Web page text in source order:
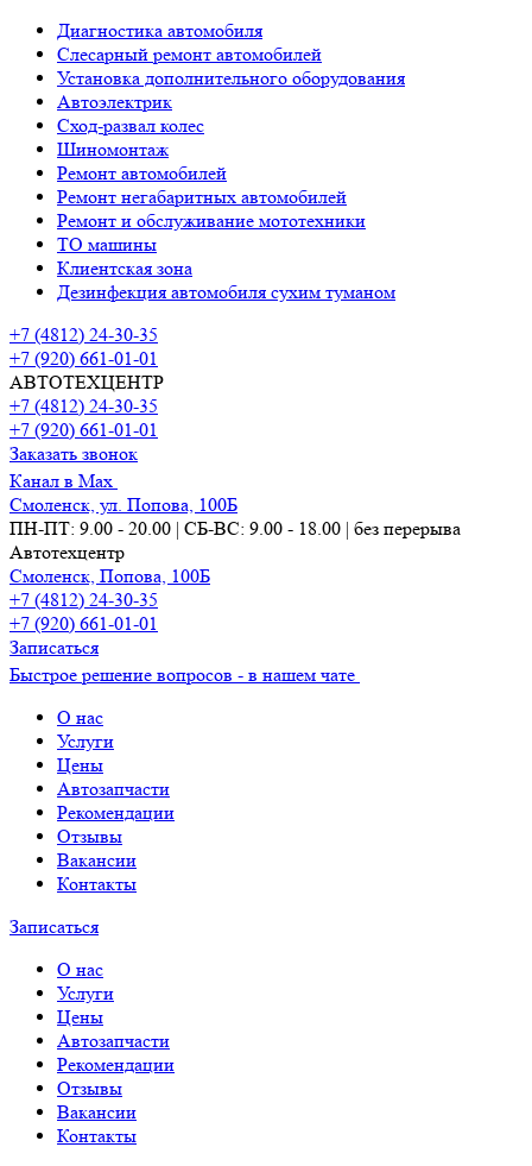
Диагностика автомобиля
Слесарный ремонт автомобилей
Установка дополнительного оборудования
Автоэлектрик
Сход-развал колес
Шиномонтаж
Ремонт автомобилей
Ремонт негабаритных автомобилей
Ремонт и обслуживание мототехники
ТО машины
Клиентская зона
Дезинфекция автомобиля сухим туманом
+7 (4812) 24-30-35
+7 (920) 661-01-01
АВТОТЕХЦЕНТР
+7 (4812) 24-30-35
+7 (920) 661-01-01
Заказать звонок
Канал в Max
Смоленск, ул. Попова, 100Б
ПН-ПТ: 9.00 - 20.00 | СБ-ВС: 9.00 - 18.00 | без перерыва
Автотехцентр
Смоленск, Попова, 100Б
+7 (4812) 24-30-35
+7 (920) 661-01-01
Записаться
Быстрое решение вопросов - в нашем чате
О нас
Услуги
Цены
Автозапчасти
Рекомендации
Отзывы
Вакансии
Контакты
Записаться
О нас
Услуги
Цены
Автозапчасти
Рекомендации
Отзывы
Вакансии
Контакты